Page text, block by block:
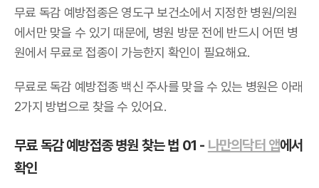
무료 독감 예방접종은 영도구 보건소에서 지정한 병원/의원
에서만 맞을 수 있기 때문에, 병원 방문 전에 반드시 어떤 병
원에서 무료로 접종이 가능한지 확인이 필요해요.
무료로 독감 예방접종 백신 주사를 맞을 수 있는 병원은 아래
2가지 방법으로 찾을 수 있어요.
무료 독감 예방접종 병원 찾는 법 01 - 나만의닥터 앱에서
확인